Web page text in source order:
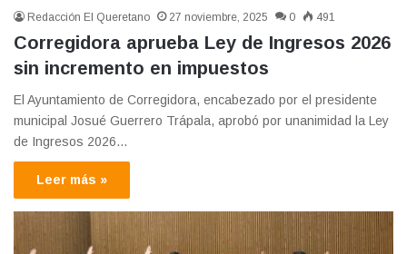
Redacción El Queretano 27 noviembre, 2025 0 491
Corregidora aprueba Ley de Ingresos 2026
sin incremento en impuestos
El Ayuntamiento de Corregidora, encabezado por el presidente
municipal Josué Guerrero Trápala, aprobó por unanimidad la Ley
de Ingresos 2026…
Leer más »